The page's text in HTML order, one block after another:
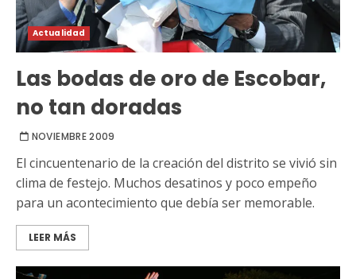
Actualidad
Las bodas de oro de Escobar,
no tan doradas
NOVIEMBRE 2009
El cincuentenario de la creación del distrito se vivió sin
clima de festejo. Muchos desatinos y poco empeño
para un acontecimiento que debía ser memorable.
LEER MÁS